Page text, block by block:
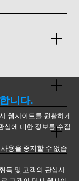
繁体
니다.
웹사이트를 원활하게
심에 대한 정보를 수집
용을 중지할 수 없습
득 및 고객의 관심사